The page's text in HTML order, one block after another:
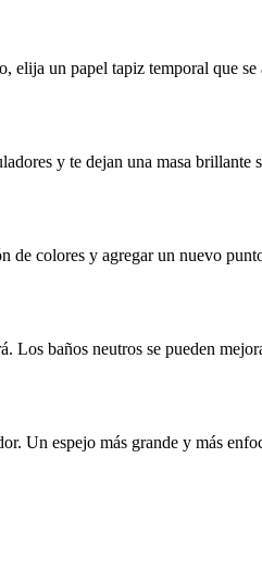
elija un papel tapiz temporal que
y te dejan una masa
de colores y agregar un nuevo
Los baños neutros se pueden
Un espejo más grande y más